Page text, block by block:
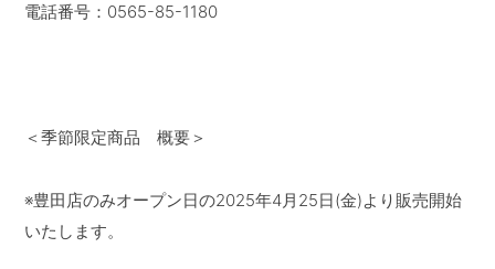
電話番号：0565-85-1180
＜季節限定商品 概要＞
※豊田店のみオープン日の2025年4月25日(金)より販売開始
いたします。